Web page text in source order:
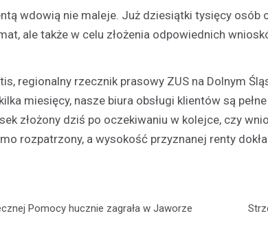
wdowią nie maleje. Już dziesiątki tysięcy osób
ale także w celu złożenia odpowiednich
regionalny rzecznik prasowy ZUS na Dolnym
miesięcy, nasze biura obsługi klientów są
złożony dziś po oczekiwaniu w kolejce, czy
rozpatrzony, a wysokość przyznanej renty
Pomocy hucznie zagrała w Jaworze